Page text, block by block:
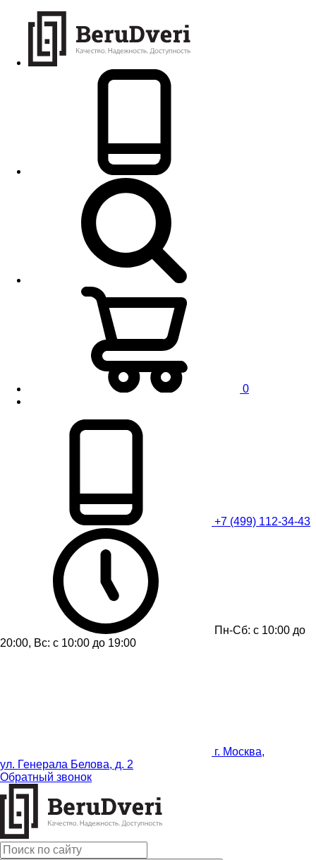
0
+7 (499) 112-34-43
Пн-Сб: с 10:00 до
20:00, Вс: с 10:00 до 19:00
г. Москва,
ул. Генерала Белова, д. 2
Обратный звонок